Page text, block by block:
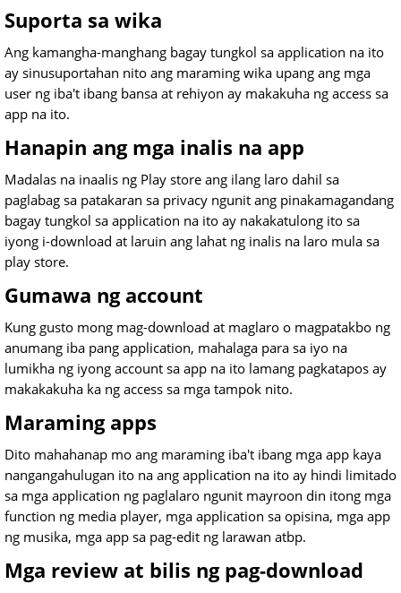
Suporta sa wika
Ang kamangha-manghang bagay tungkol sa application na ito
ay sinusuportahan nito ang maraming wika upang ang mga
user ng iba't ibang bansa at rehiyon ay makakuha ng access sa
app na ito.
Hanapin ang mga inalis na app
Madalas na inaalis ng Play store ang ilang laro dahil sa
paglabag sa patakaran sa privacy ngunit ang pinakamagandang
bagay tungkol sa application na ito ay nakakatulong ito sa
iyong i-download at laruin ang lahat ng inalis na laro mula sa
play store.
Gumawa ng account
Kung gusto mong mag-download at maglaro o magpatakbo ng
anumang iba pang application, mahalaga para sa iyo na
lumikha ng iyong account sa app na ito lamang pagkatapos ay
makakakuha ka ng access sa mga tampok nito.
Maraming apps
Dito mahahanap mo ang maraming iba't ibang mga app kaya
nangangahulugan ito na ang application na ito ay hindi limitado
sa mga application ng paglalaro ngunit mayroon din itong mga
function ng media player, mga application sa opisina, mga app
ng musika, mga app sa pag-edit ng larawan atbp.
Mga review at bilis ng pag-download